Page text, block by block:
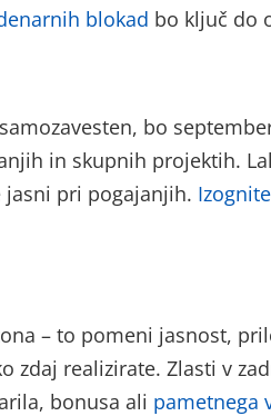
blokad bo ključ do
bo
in skupnih projektih.
jasni pri pogajanjih.
– to pomeni jasnost,
zdaj realizirate. Zlasti v
bonusa ali pametnega